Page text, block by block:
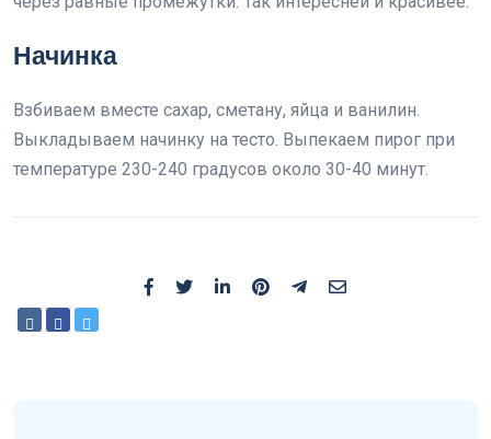
Начинка
Взбиваем вместе сахар, сметану, яйца и ванилин.
Выкладываем начинку на тесто. Выпекаем пирог при
температуре 230-240 градусов около 30-40 минут.